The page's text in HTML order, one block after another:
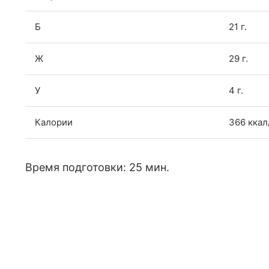
Б 21 г.
Ж 29 г.
У 4 г.
Калории 366
Время подготовки: 25 мин.